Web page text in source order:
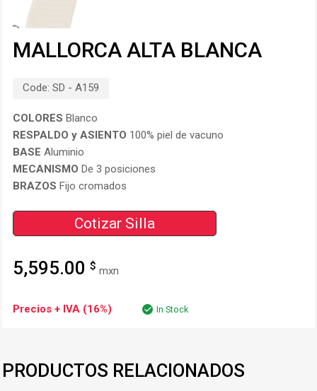
MALLORCA ALTA BLANCA
Code: SD - A159
COLORES Blanco
RESPALDO y ASIENTO 100% piel de vacuno
BASE Aluminio
MECANISMO De 3 posiciones
BRAZOS Fijo cromados
Cotizar Silla
5,595.00 $ mxn
Precios + IVA (16%) In Stock
PRODUCTOS RELACIONADOS